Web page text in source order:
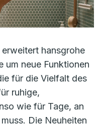
hansgrohe
um neue Funktionen
für die Vielfalt des
ruhige,
wie für Tage, an
Die Neuheiten